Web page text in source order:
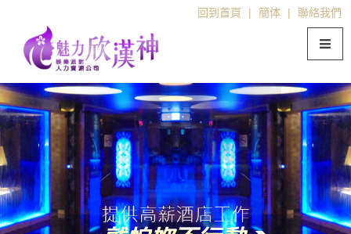
回到首頁 | 簡体 | 聯絡我們